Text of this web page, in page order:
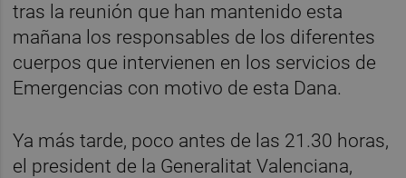
tras la reunión que han mantenido esta
mañana los responsables de los diferentes
cuerpos que intervienen en los servicios de
Emergencias con motivo de esta Dana.
Ya más tarde, poco antes de las 21.30 horas,
el president de la Generalitat Valenciana,